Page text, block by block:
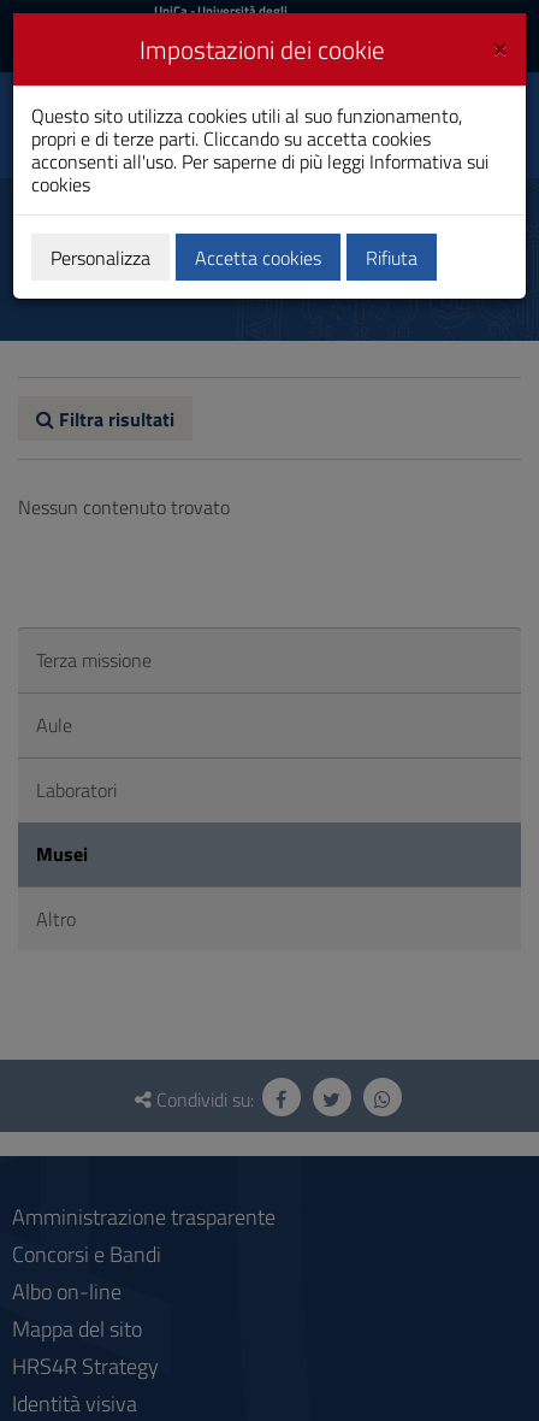
Vai
al
navigazione
sito
Footer
UniCa
Accedi
UniCa- Università degli
Accedi UniCA News
Toggle
navigation
Dipartimento di Storia,
beni culturali e territorio
Musei
Filtra risultati
Nessun contenuto trovato
Terza missione
Aule
Laboratori
Musei
Altro
Questionario
social
Condividi su:
Amministrazione trasparente
Concorsi e Bandi
Albo on-line
Mappa del sito
HRS4R Strategy
Identità visiva
×
Impostazioni dei cookie
Questo sito utilizza cookies utili al suo funzionamento,
propri e di terze parti. Cliccando su accetta cookies
acconsenti all'uso. Per saperne di più leggi Informativa sui
cookies
Personalizza Accetta cookies Rifiuta